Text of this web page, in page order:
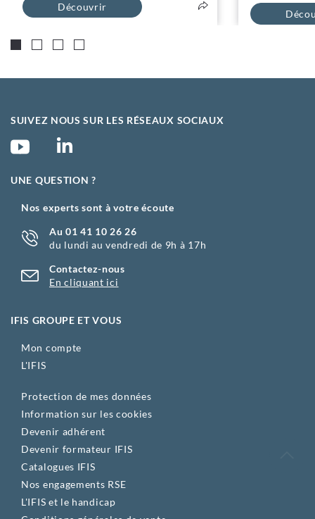
Découvrir
IFIS GROUPE ET VOUS
Mon compte
L'IFIS
Protection de mes données
Information sur les cookies
Devenir adhérent
Devenir formateur IFIS
Catalogues IFIS
Nos engagements RSE
L'IFIS et le handicap
UNE QUESTION ?
Nos experts sont à votre écoute
Au 01 41 10 26 26
du lundi au vendredi de 9h à 17h
Contactez-nous
En cliquant ici
SUIVEZ NOUS SUR LES RÉSEAUX SOCIAUX